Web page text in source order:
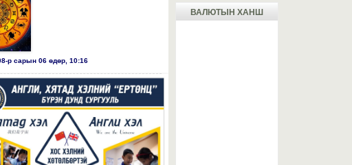
р сарын 06 өдөр, 10:16
ВАЛЮТЫН ХАНШ